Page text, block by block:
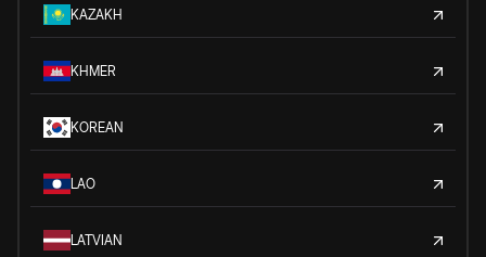
KAZAKH
KHMER
KOREAN
LAO
LATVIAN